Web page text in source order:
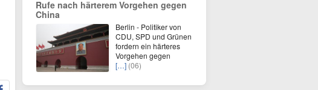
Rufe nach härterem Vorgehen gegen
China
Berlin - Politiker von
CDU, SPD und Grünen
fordern ein härteres
Vorgehen gegen
[…] (06)